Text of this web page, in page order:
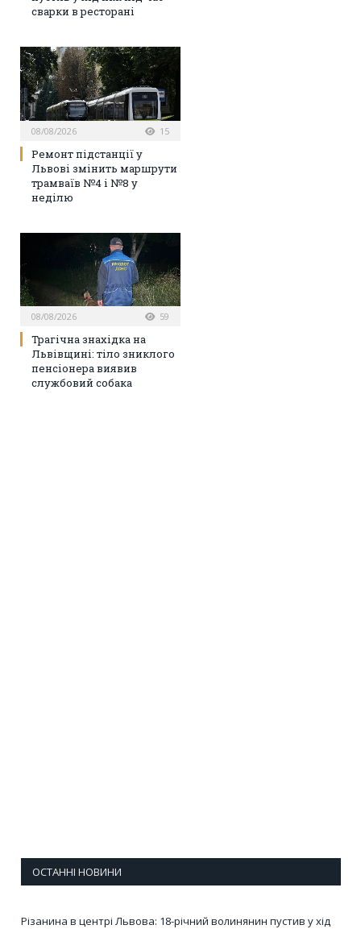
сварки в ресторані
08/08/2026 15
Ремонт підстанції у
Львові змінить маршрути
трамваїв №4 і №8 у
неділю
08/08/2026 59
Трагічна знахідка на
Львівщині: тіло зниклого
пенсіонера виявив
службовий собака
ОСТАННІ НОВИНИ
Різанина в центрі Львова: 18-річний волинянин пустив у хід